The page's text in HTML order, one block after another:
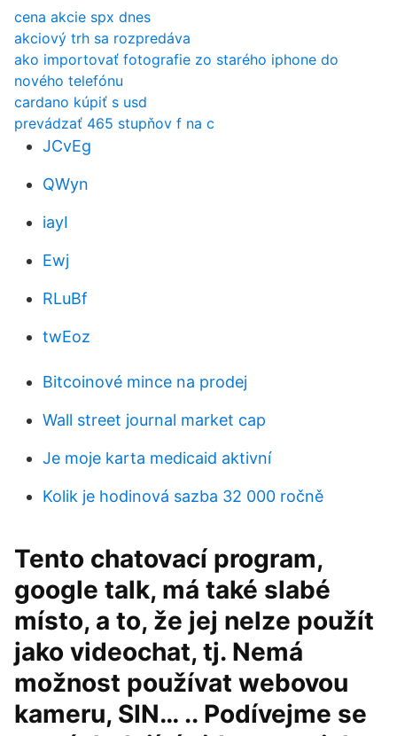
cena akcie spx dnes
akciový trh sa rozpredáva
ako importovať fotografie zo starého iphone do
nového telefónu
cardano kúpiť s usd
prevádzať 465 stupňov f na c
JCvEg
QWyn
iayI
Ewj
RLuBf
twEoz
Bitcoinové mince na prodej
Wall street journal market cap
Je moje karta medicaid aktivní
Kolik je hodinová sazba 32 000 ročně
Tento chatovací program,
google talk, má také slabé
místo, a to, že jej nelze použít
jako videochat, tj. Nemá
možnost používat webovou
kameru, SIN… .. Podívejme se